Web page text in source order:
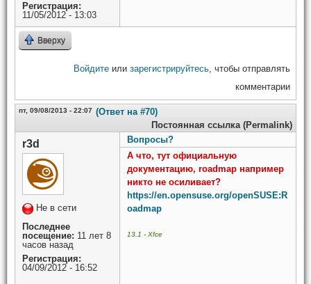
Регистрация:
11/05/2012 - 13:03
Вверху
Войдите или зарегистрируйтесь, чтобы отправлять
комментарии
пт, 09/08/2013 - 22:07 (Ответ на #70)
Постоянная ссылка (Permalink)
r3d
Не в сети
Последнее
посещение: 11 лет 8
часов назад
Регистрация:
04/09/2012 - 16:52
Вопросы?
А что, тут официальную
документацию, roadmap например
никто не осиливает?
https://en.opensuse.org/openSUSE:R
oadmap
13.1 - Xfce